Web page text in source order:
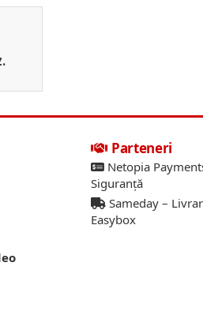
Parteneri
Netopia
Siguranță
Sameday –
Easybox